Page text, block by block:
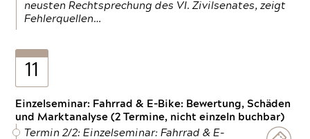
neusten Rechtsprechung des VI. Zivilsenates, zeigt
Fehlerquellen…
11
Einzelseminar: Fahrrad & E-Bike: Bewertung, Schäden
und Marktanalyse (2 Termine, nicht einzeln buchbar)
Termin 2/2: Einzelseminar: Fahrrad & E-